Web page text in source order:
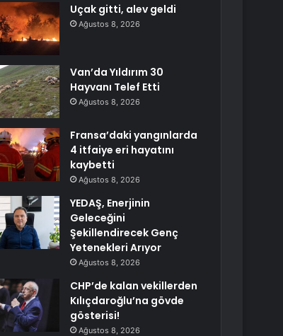
Uçak gitti, alev geldi
Ağustos 8, 2026
Van’da Yıldırım 30
Hayvanı Telef Etti
Ağustos 8, 2026
Fransa’daki yangınlarda
4 itfaiye eri hayatını
kaybetti
Ağustos 8, 2026
YEDAŞ, Enerjinin
Geleceğini
Şekillendirecek Genç
Yetenekleri Arıyor
Ağustos 8, 2026
CHP’de kalan vekillerden
Kılıçdaroğlu’na gövde
gösterisi!
Ağustos 8, 2026